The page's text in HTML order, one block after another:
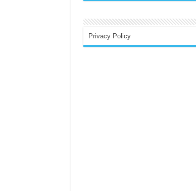
Privacy Policy